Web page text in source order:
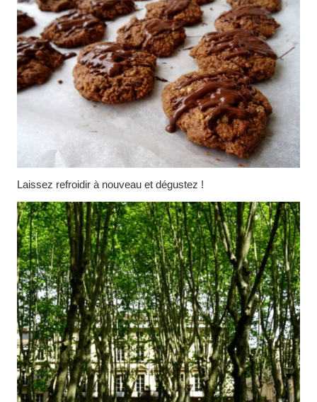
Laissez refroidir à nouveau et dégustez !